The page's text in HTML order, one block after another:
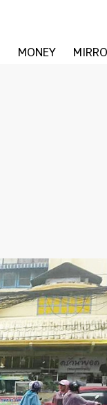
MONEY